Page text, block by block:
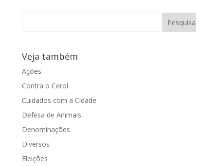
MIRANDA
artigo 1º, parágrafo...
Veja também
Ações
Contra o Cerol
Cuidados com a Cidade
Defesa de Animais
Denominações
Diversos
Eleições